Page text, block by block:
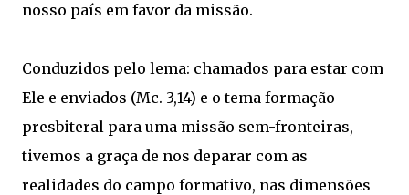
nosso país em favor da missão.
Conduzidos pelo lema: chamados para estar com
Ele e enviados (Mc. 3,14) e o tema formação
presbiteral para uma missão sem-fronteiras,
tivemos a graça de nos deparar com as
realidades do campo formativo, nas dimensões